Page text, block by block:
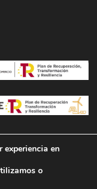
experiencia en
o